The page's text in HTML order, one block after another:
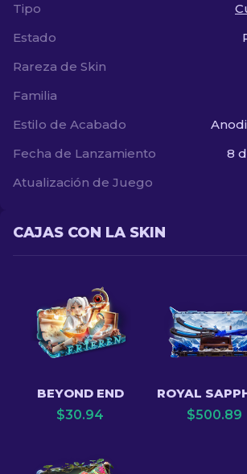
Tipo
Estado
Rareza de Skin
Familia
Estilo de Acabado
Fecha de Lanzamiento
8
Atualización de Juego
CAJAS CON LA SKIN
BEYOND END
$30.94
ROYAL
$500.89